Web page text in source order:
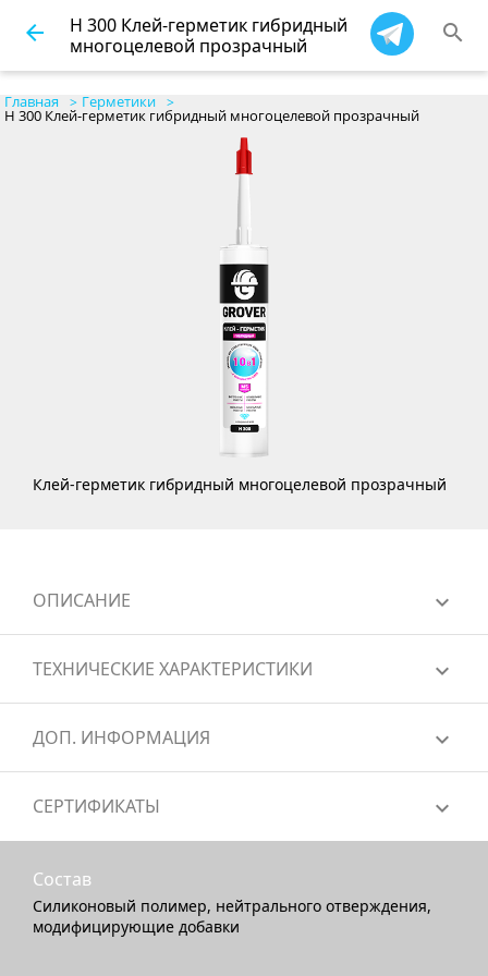
Главная Герметики
H 300 Клей-герметик гибридный многоцелевой прозрачный
Клей-герметик гибридный многоцелевой прозрачный
ОПИСАНИЕ
ТЕХНИЧЕСКИЕ ХАРАКТЕРИСТИКИ
ДОП. ИНФОРМАЦИЯ
СЕРТИФИКАТЫ
Состав
Силиконовый полимер, нейтрального отверждения,
модифицирующие добавки
arrow_back
H 300 Клей-герметик гибридный
многоцелевой прозрачный
search